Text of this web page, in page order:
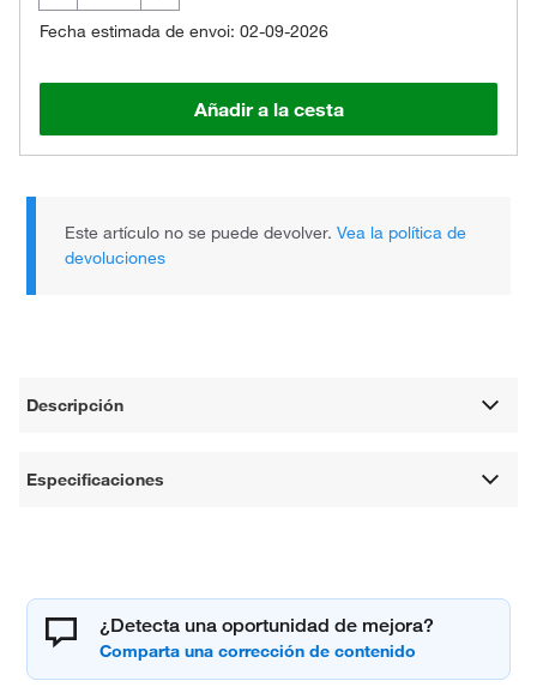
Fecha estimada de envoi: 02-09-2026
Añadir a la cesta
Este artículo no se puede devolver.Vea la política de
devoluciones
Descripción
Especificaciones
¿Detecta una oportunidad de mejora?